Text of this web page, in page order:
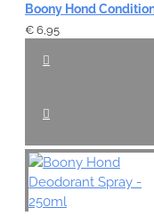
€ 6,95